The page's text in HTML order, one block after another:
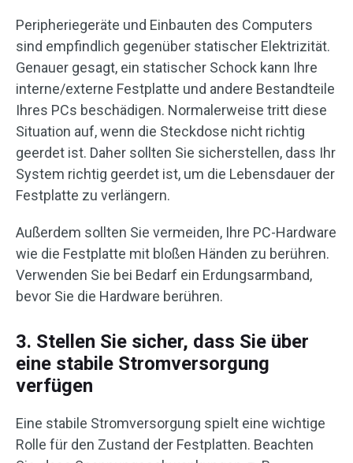
Peripheriegeräte und Einbauten des Computers
sind empfindlich gegenüber statischer Elektrizität.
Genauer gesagt, ein statischer Schock kann Ihre
interne/externe Festplatte und andere Bestandteile
Ihres PCs beschädigen. Normalerweise tritt diese
Situation auf, wenn die Steckdose nicht richtig
geerdet ist. Daher sollten Sie sicherstellen, dass Ihr
System richtig geerdet ist, um die Lebensdauer der
Festplatte zu verlängern.
Außerdem sollten Sie vermeiden, Ihre PC-Hardware
wie die Festplatte mit bloßen Händen zu berühren.
Verwenden Sie bei Bedarf ein Erdungsarmband,
bevor Sie die Hardware berühren.
3. Stellen Sie sicher, dass Sie über
eine stabile Stromversorgung
verfügen
Eine stabile Stromversorgung spielt eine wichtige
Rolle für den Zustand der Festplatten. Beachten